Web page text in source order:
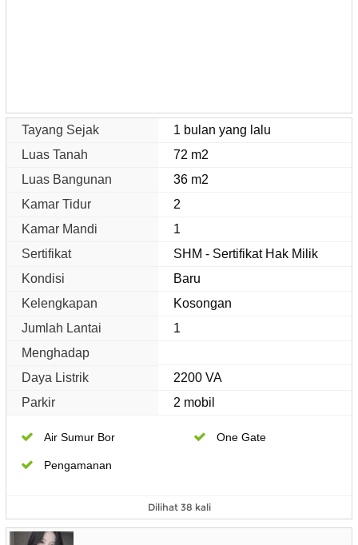
Tayang Sejak
1 bulan yang lalu
Luas Tanah
72 m2
Luas Bangunan
36 m2
Kamar Tidur
2
Kamar Mandi
1
Sertifikat
SHM - Sertifikat Hak Milik
Kondisi
Baru
Kelengkapan
Kosongan
Jumlah Lantai
1
Menghadap
Daya Listrik
2200 VA
Parkir
2 mobil
Air Sumur Bor One Gate
Pengamanan
Dilihat 38 kali